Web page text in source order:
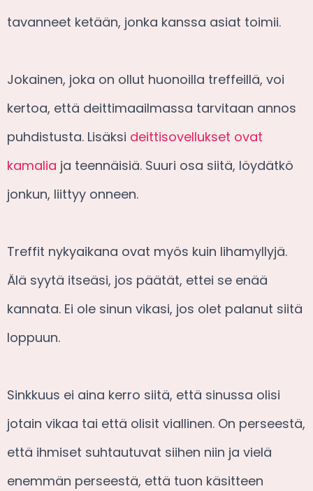
tavanneet ketään, jonka kanssa asiat toimii.
Jokainen, joka on ollut huonoilla treffeillä, voi
kertoa, että deittimaailmassa tarvitaan annos
puhdistusta. Lisäksi deittisovellukset ovat
kamalia ja teennäisiä. Suuri osa siitä, löydätkö
jonkun, liittyy onneen.
Treffit nykyaikana ovat myös kuin lihamyllyjä.
Älä syytä itseäsi, jos päätät, ettei se enää
kannata. Ei ole sinun vikasi, jos olet palanut siitä
loppuun.
Sinkkuus ei aina kerro siitä, että sinussa olisi
jotain vikaa tai että olisit viallinen. On perseestä,
että ihmiset suhtautuvat siihen niin ja vielä
enemmän perseestä, että tuon käsitteen